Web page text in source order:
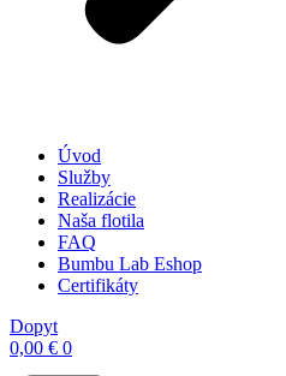
Úvod
Služby
Realizácie
Naša flotila
FAQ
Bumbu Lab Eshop
Certifikáty
Dopyt
0,00 € 0